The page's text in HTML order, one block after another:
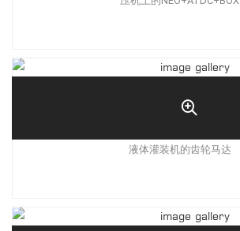
液体灌装机的齿轮马达